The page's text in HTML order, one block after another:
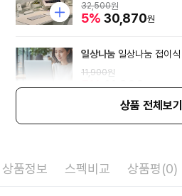
32,500원
5% 30,870원
일상나눔 일상나눔 접이
11,900원
5%11,300원
상품 전체보기
상품정보 스펙비교 상품평(0)